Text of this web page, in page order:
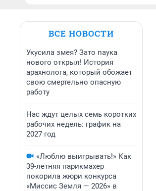
ВСЕ НОВОСТИ
Укусила змея? Зато паука
нового открыл! История
арахнолога, который обожает
свою смертельно опасную
работу
Нас ждут целых семь коротких
рабочих недель: график на
2027 год
«Люблю выигрывать!» Как
39-летняя парикмахер
покорила жюри конкурса
«Миссис Земля — 2026» в